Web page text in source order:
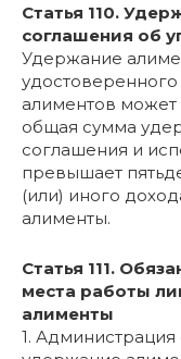
Статья 110.
соглашения об
Удержание
алиментов может
общая сумма
соглашения и
превышает
(или) иного
алименты.
Статья 111.
места работы
алименты
1.